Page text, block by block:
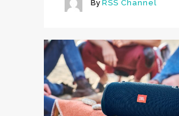
By RSS Channel
More